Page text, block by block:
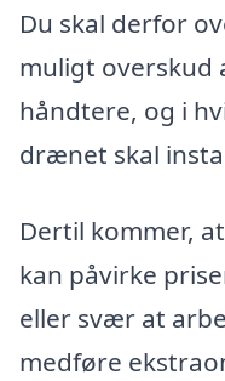
Du skal derfor
muligt overskud
håndtere, og i
drænet skal
Dertil kommer,
kan påvirke
eller svær at
medføre